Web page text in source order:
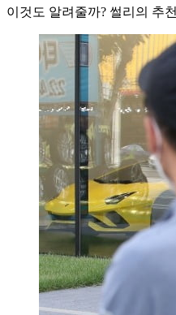
이것도 알려줄까? 썰리의 추천